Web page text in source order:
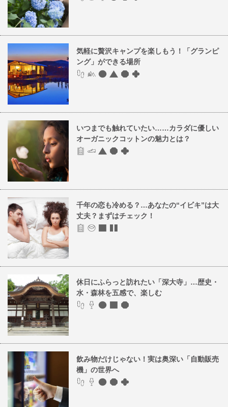
気軽に贅沢キャンプを楽しもう！「グランピ
ング」ができる場所
いつまでも触れていたい……カラダに優しい
オーガニックコットンの魅力とは？
千年の恋も冷める？…あなたの“イビキ”は大
丈夫？まずはチェック！
休日にふらっと訪れたい「深大寺」…歴史・
水・森林を五感で、楽しむ
飲み物だけじゃない！実は奥深い「自動販売
機」の世界へ